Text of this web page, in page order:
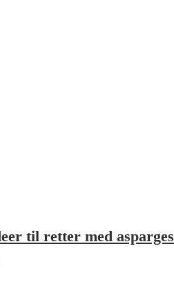
til retter med asparges